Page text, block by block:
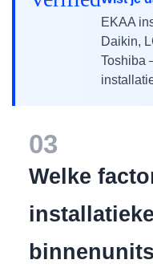
EKAA
Daikin,
Toshiba
03
Welke